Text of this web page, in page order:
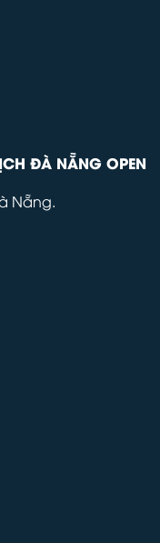
ĐÀ NẴNG OPEN
Nẵng.